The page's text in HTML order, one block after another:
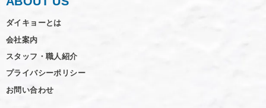
ダイキョーとは
会社案内
スタッフ・職人紹介
プライバシーポリシー
お問い合わせ